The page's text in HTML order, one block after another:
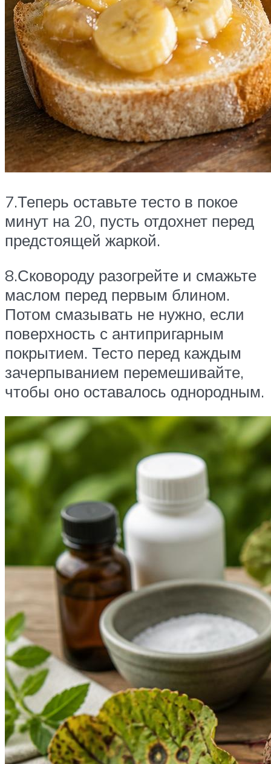
7.Теперь оставьте тесто в покое
минут на 20, пусть отдохнет перед
предстоящей жаркой.
8.Сковороду разогрейте и смажьте
маслом перед первым блином.
Потом смазывать не нужно, если
поверхность с антипригарным
покрытием. Тесто перед каждым
зачерпыванием перемешивайте,
чтобы оно оставалось однородным.